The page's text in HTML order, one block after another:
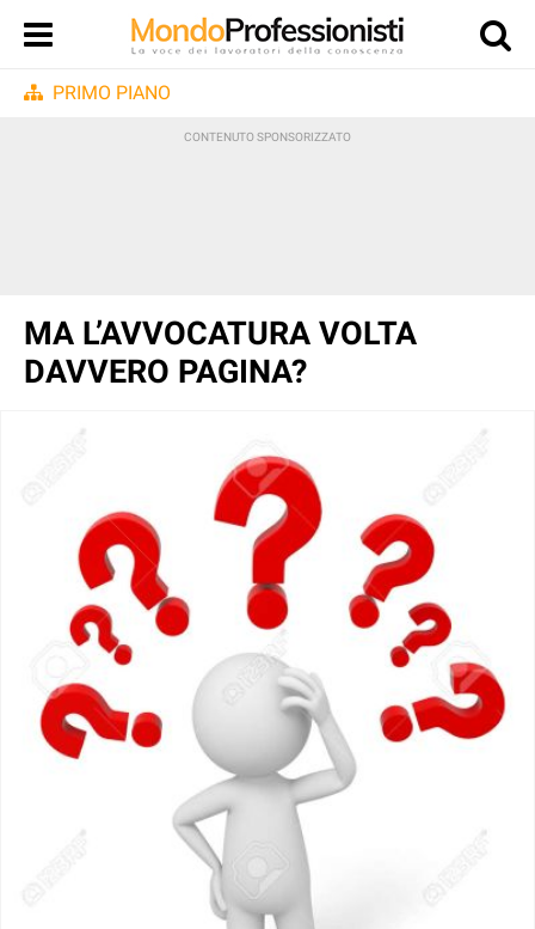
PRIMO PIANO
MA L’AVVOCATURA VOLTA
DAVVERO PAGINA?